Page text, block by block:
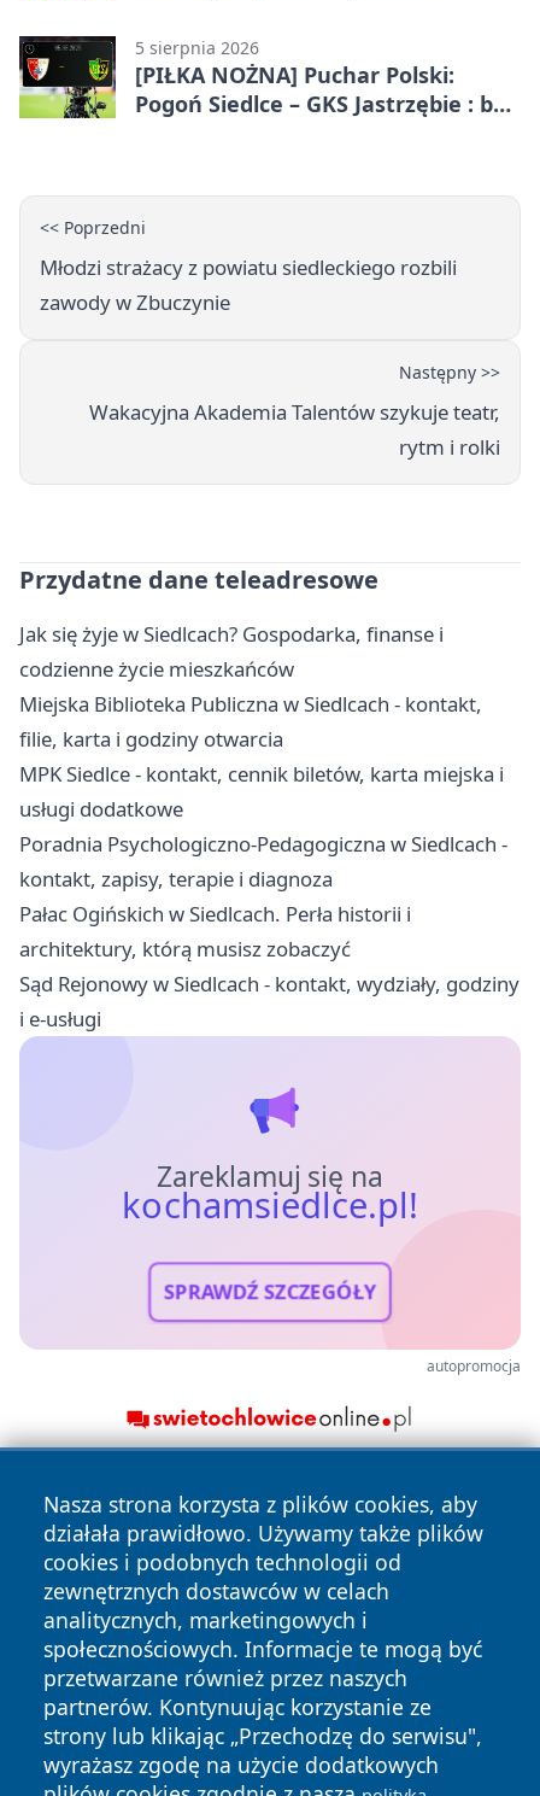
5 sierpnia 2026
[PIŁKA NOŻNA] Puchar Polski:
Pogoń Siedlce – GKS Jastrzębie : bez
<< Poprzedni
Młodzi strażacy z powiatu siedleckiego rozbili
zawody w Zbuczynie
Następny >>
Wakacyjna Akademia Talentów szykuje teatr,
rytm i rolki
Przydatne dane teleadresowe
Jak się żyje w Siedlcach? Gospodarka, finanse i
codzienne życie mieszkańców
Miejska Biblioteka Publiczna w Siedlcach - kontakt,
filie, karta i godziny otwarcia
MPK Siedlce - kontakt, cennik biletów, karta miejska i
usługi dodatkowe
Poradnia Psychologiczno-Pedagogiczna w Siedlcach -
kontakt, zapisy, terapie i diagnoza
Pałac Ogińskich w Siedlcach. Perła historii i
architektury, którą musisz zobaczyć
Sąd Rejonowy w Siedlcach - kontakt, wydziały, godziny
i e-usługi
Zareklamuj się na
kochamsiedlce.pl!
SPRAWDŹ SZCZEGÓŁY
autopromocja
Nasza strona korzysta z plików cookies, aby
działała prawidłowo. Używamy także plików
cookies i podobnych technologii od
zewnętrznych dostawców w celach
analitycznych, marketingowych i
społecznościowych. Informacje te mogą być
przetwarzane również przez naszych
partnerów. Kontynuując korzystanie ze
strony lub klikając „Przechodzę do serwisu",
wyrażasz zgodę na użycie dodatkowych
Copyright © 2026 kochamsiedlce.pl Wszystkie prawa
zastrzeżone.
News Autorzy
Polityka
Prywatności
Polityka
Cookies